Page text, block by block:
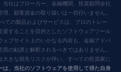
社はブローカー、金融機関、投資顧問会社
、顧客資金の取り扱いは一切行いません。
ての製品およびサービスは、プロのトレー
援することを目的としたソフトウェアツール
ェブサイト上のいかなる内容も、金融アドバ
の勧誘と解釈されるべきではありません。
きな損失リスクが伴い、すべての投資家に
は、当社のソフトウェアを使用して得た自身